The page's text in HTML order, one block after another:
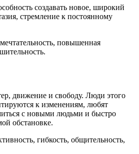
создавать новое, широкий
стремление к постоянному
мечтательность, повышенная
движение и свободу. Люди этого
к изменениям, любят
с новыми людьми и быстро
обстановке.
гибкость, общительность,